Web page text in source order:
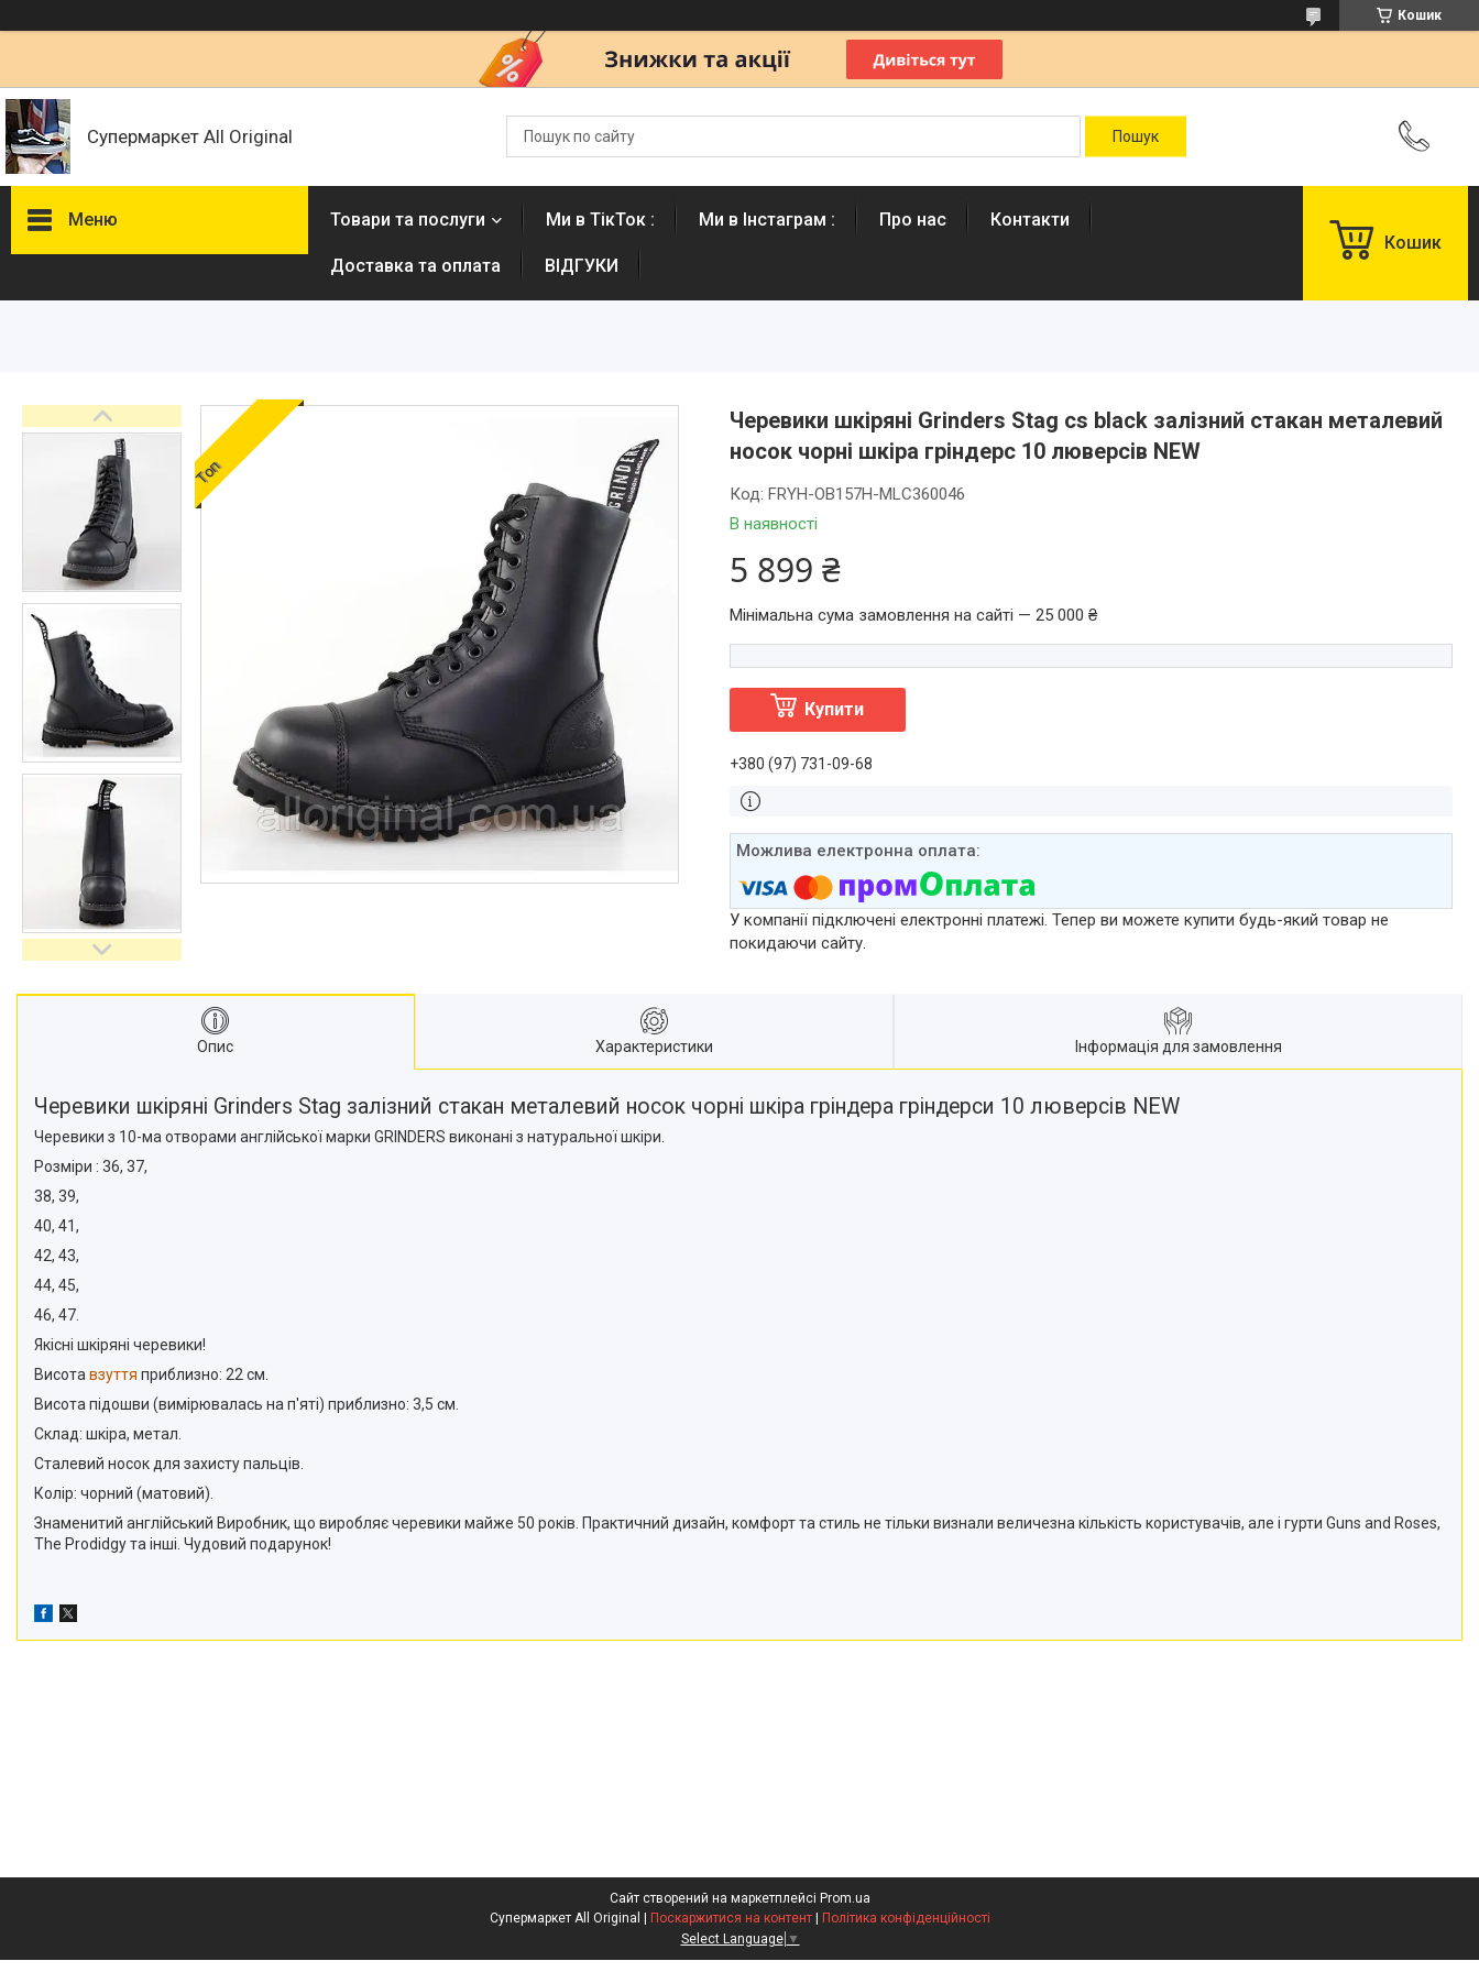
Кошик
Супермаркет All Original
Меню Товари та послуги Ми в ТікТок : Ми в Інстаграм : Про нас Контакти
Доставка та оплата ВІДГУКИ
Кошик
Топ
Черевики шкіряні Grinders Stag cs black залізний стакан металевий
носок чорні шкіра гріндерс 10 люверсів NEW
В наявності
Код: FRYH-OB157H-MLC360046
5 899 ₴
Мінімальна сума замовлення на сайті — 25 000 ₴
Купити
+380 (97) 731-09-68
У компанії підключені електронні платежі. Тепер ви можете купити будь-який товар не
покидаючи сайту.
Опис Характеристики Інформація для замовлення
Черевики шкіряні Grinders Stag залізний стакан металевий носок чорні шкіра гріндера гріндерси 10 люверсів NEW
Черевики з 10-ма отворами англійської марки GRINDERS виконані з натуральної шкіри.
Розміри : 36, 37,
38, 39,
40, 41,
42, 43,
44, 45,
46, 47.
Якісні шкіряні черевики!
Висота взуття приблизно: 22 см.
Висота підошви (вимірювалась на п'яті) приблизно: 3,5 см.
Склад: шкіра, метал.
Сталевий носок для захисту пальців.
Колір: чорний (матовий).
Знаменитий англійський Виробник, що виробляє черевики майже 50 років. Практичний дизайн, комфорт та стиль не тільки визнали величезна кількість користувачів, але і гурти Guns and Roses,
The Prodidgy та інші. Чудовий подарунок!
Сайт створений на маркетплейсі Prom.ua
Супермаркет All Original | Поскаржитися на контент | Політика конфіденційності
Select Language ▼